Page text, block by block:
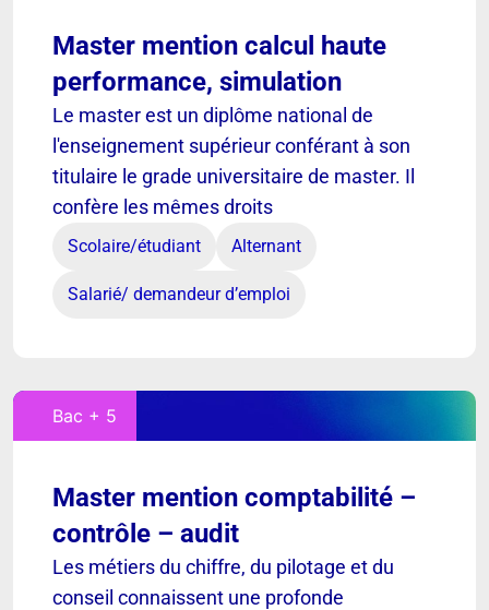
Master mention calcul haute
performance, simulation
Le master est un diplôme national de
l'enseignement supérieur conférant à son
titulaire le grade universitaire de master. Il
confère les mêmes droits
Scolaire/étudiant Alternant
Salarié/ demandeur d’emploi
Bac + 5
Master mention comptabilité –
contrôle – audit
Les métiers du chiffre, du pilotage et du
conseil connaissent une profonde